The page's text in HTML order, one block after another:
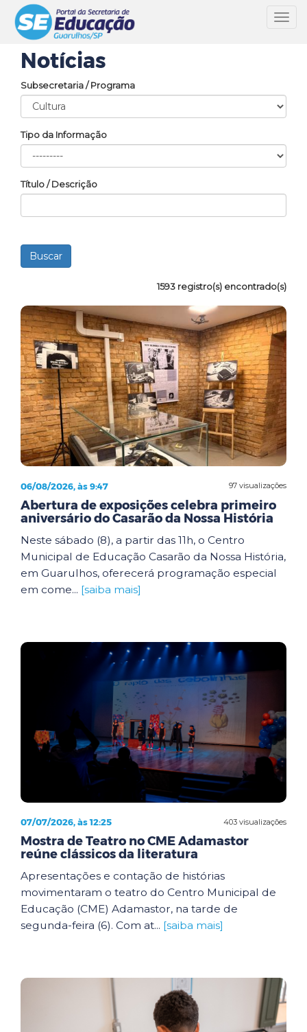
Notícias
Subsecretaria / Programa
Tipo da Informação
Título / Descrição
1593 registro(s) encontrado(s)
97 visualizações
06/08/2026, às 9:47
Abertura de exposições celebra primeiro
aniversário do Casarão da Nossa História
Neste sábado (8), a partir das 11h, o Centro
Municipal de Educação Casarão da Nossa História,
em Guarulhos, oferecerá programação especial
em come... [saiba mais]
403 visualizações
07/07/2026, às 12:25
Mostra de Teatro no CME Adamastor
reúne clássicos da literatura
Apresentações e contação de histórias
movimentaram o teatro do Centro Municipal de
Educação (CME) Adamastor, na tarde de
segunda-feira (6). Com at... [saiba mais]